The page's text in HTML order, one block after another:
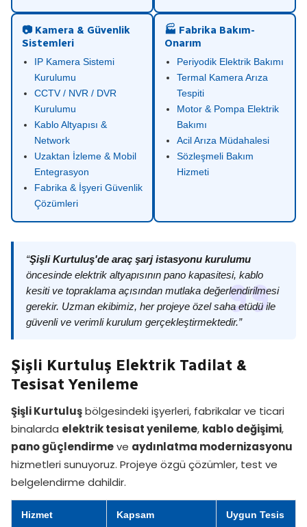
📷 Kamera & Güvenlik
Sistemleri
IP Kamera Sistemi
Kurulumu
CCTV / NVR / DVR
Kurulumu
Kablo Altyapısı &
Network
Uzaktan İzleme & Mobil
Entegrasyon
Fabrika & İşyeri Güvenlik
Çözümleri
🏭 Fabrika Bakım-
Onarım
Periyodik Elektrik Bakımı
Termal Kamera Arıza
Tespiti
Motor & Pompa Elektrik
Bakımı
Acil Arıza Müdahalesi
Sözleşmeli Bakım
Hizmeti
“Şişli Kurtuluş'de araç şarj istasyonu kurulumu
öncesinde elektrik altyapısının pano kapasitesi, kablo
kesiti ve topraklama açısından mutlaka değerlendirilmesi
gerekir. Uzman ekibimiz, her projeye özel saha etüdü ile
güvenli ve verimli kurulum gerçekleştirmektedir.”
Şişli Kurtuluş Elektrik Tadilat &
Tesisat Yenileme
Şişli Kurtuluşbölgesindeki işyerleri, fabrikalar ve ticari
binalarda elektrik tesisat yenileme, kablo değişimi,
pano güçlendirmeve aydınlatma modernizasyonu
hizmetleri sunuyoruz. Projeye özgü çözümler, test ve
belgelendirme dahildir.
Hizmet Kapsam Uygun Tesis